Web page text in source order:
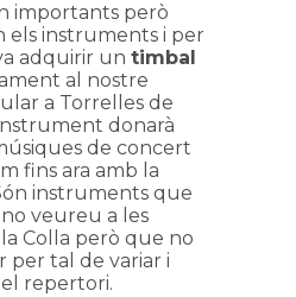
importants però
els instruments i per
adquirir un timbal
al nostre
a Torrelles de
donarà
de concert
fins ara amb la
instruments que
veureu a les
Colla però que no
per tal de variar i
repertori.